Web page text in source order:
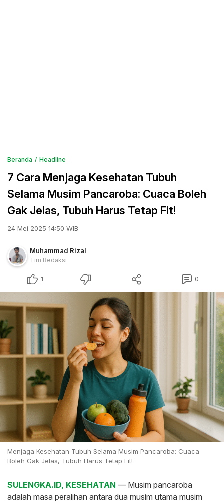
Beranda Headline
7 Cara Menjaga Kesehatan Tubuh
Selama Musim Pancaroba: Cuaca Boleh
Gak Jelas, Tubuh Harus Tetap Fit!
24 Mei 2025 14:50 WIB
Muhammad Rizal
Tim Redaksi
1 0
Menjaga Kesehatan Tubuh Selama Musim Pancaroba: Cuaca
Boleh Gak Jelas, Tubuh Harus Tetap Fit!
SULENGKA.ID, KESEHATAN — Musim pancaroba
adalah masa peralihan antara dua musim utama musim